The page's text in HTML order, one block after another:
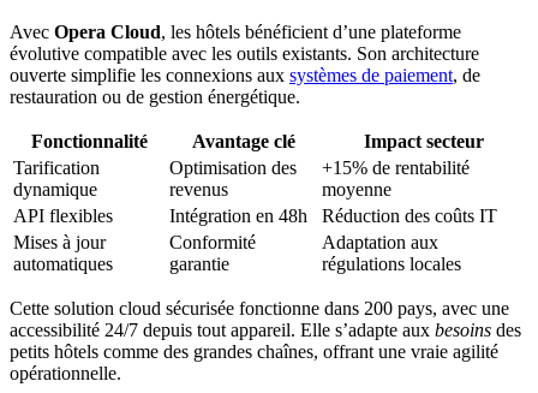
Avec Opera Cloud, les hôtels bénéficient d’une plateforme
évolutive compatible avec les outils existants. Son architecture
ouverte simplifie les connexions aux systèmes de paiement, de
restauration ou de gestion énergétique.
Fonctionnalité Avantage clé
Impact secteur
Tarification
dynamique
Optimisation des
revenus
+15% de rentabilité
moyenne
API flexibles
Intégration en 48h
Réduction des coûts IT
Mises à jour
automatiques
Conformité
garantie
Adaptation aux
régulations locales
Cette solution cloud sécurisée fonctionne dans 200 pays, avec une
accessibilité 24/7 depuis tout appareil. Elle s’adapte aux besoins des
petits hôtels comme des grandes chaînes, offrant une vraie agilité
opérationnelle.